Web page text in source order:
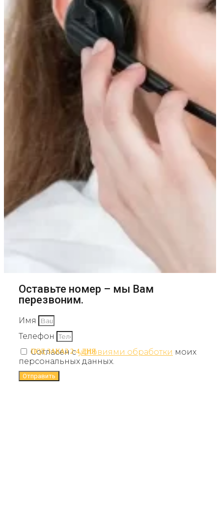
ПОД ЗАКАЗ 2-4 ДНЯ
ПОД ЗАКАЗ 2-4 ДНЯ
Оставьте номер – мы Вам
перезвоним.
Имя
Телефон
Согласен сусловиями обработки моих
персональных данных.
Отправить